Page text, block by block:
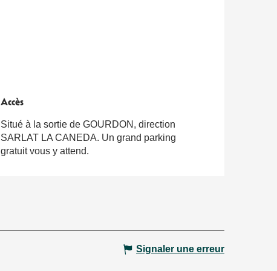
Accès
Accès
Situé à la sortie de GOURDON, direction
SARLAT LA CANEDA. Un grand parking
gratuit vous y attend.
Signaler une erreur